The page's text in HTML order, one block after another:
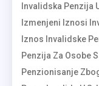
Invalidska Penzija
Izmenjeni Iznosi
Iznos Invalidske
Penzija Za Osobe
Penzionisanje